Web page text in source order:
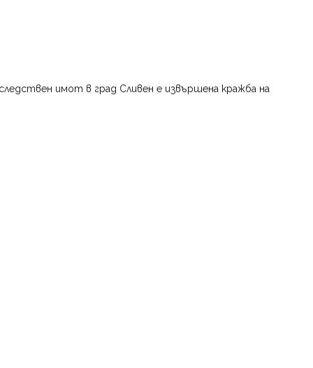
имот в град Сливен е извършена кражба на